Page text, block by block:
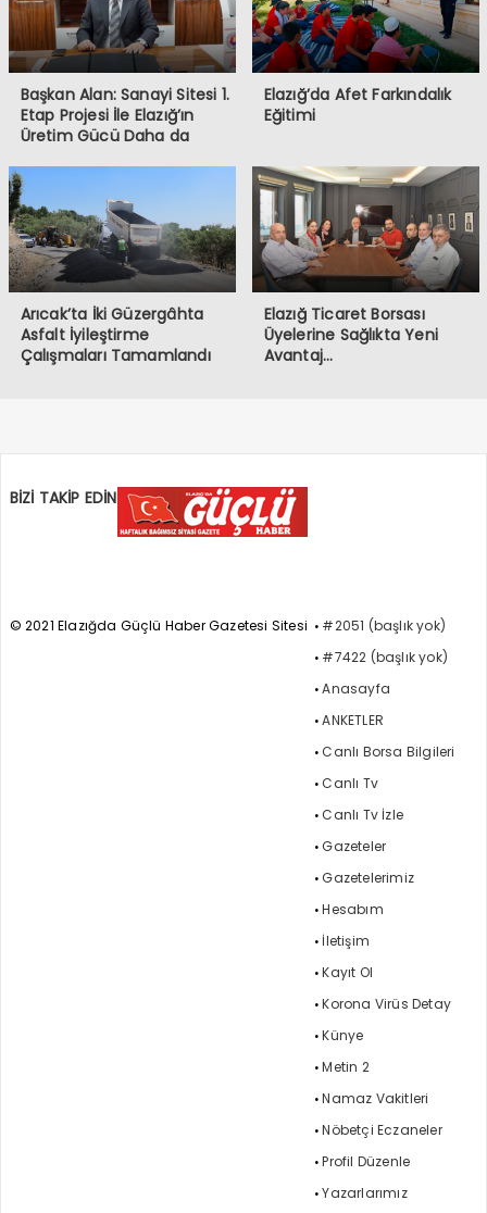
Başkan Alan: Sanayi Sitesi 1.
Etap Projesi İle Elazığ’ın
Üretim Gücü Daha da
Elazığ’da Afet Farkındalık
Eğitimi
Arıcak’ta İki Güzergâhta
Asfalt İyileştirme
Çalışmaları Tamamlandı
Elazığ Ticaret Borsası
Üyelerine Sağlıkta Yeni
Avantaj…
BİZİ TAKİP EDİN
© 2021 Elazığda Güçlü Haber Gazetesi Sitesi
#2051 (başlık yok)
#7422 (başlık yok)
Anasayfa
ANKETLER
Canlı Borsa Bilgileri
Canlı Tv
Canlı Tv İzle
Gazeteler
Gazetelerimiz
Hesabım
İletişim
Kayıt Ol
Korona Virüs Detay
Künye
Metin 2
Namaz Vakitleri
Nöbetçi Eczaneler
Profil Düzenle
Yazarlarımız